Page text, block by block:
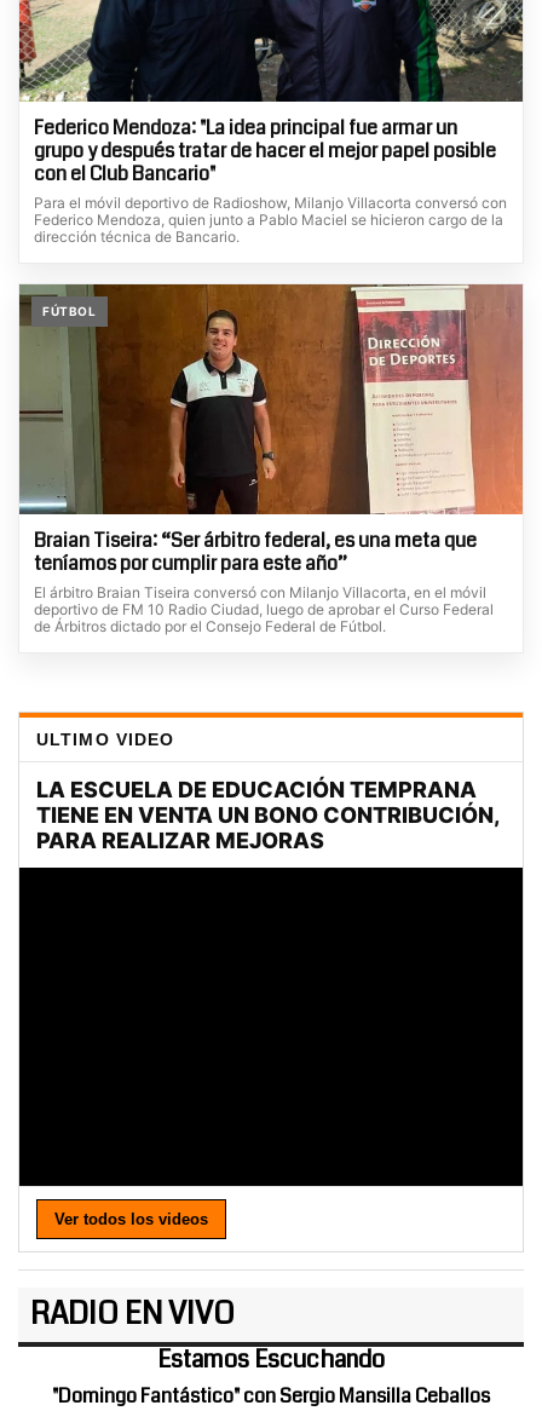
Federico Mendoza: "La idea principal fue armar un
grupo y después tratar de hacer el mejor papel posible
con el Club Bancario"
Para el móvil deportivo de Radioshow, Milanjo Villacorta conversó con
Federico Mendoza, quien junto a Pablo Maciel se hicieron cargo de la
dirección técnica de Bancario.
FÚTBOL
Braian Tiseira: “Ser árbitro federal, es una meta que
teníamos por cumplir para este año”
El árbitro Braian Tiseira conversó con Milanjo Villacorta, en el móvil
deportivo de FM 10 Radio Ciudad, luego de aprobar el Curso Federal
de Árbitros dictado por el Consejo Federal de Fútbol.
ULTIMO VIDEO
Ver todos los videos
RADIO EN VIVO
Estamos Escuchando
"Domingo Fantástico" con Sergio Mansilla Ceballos